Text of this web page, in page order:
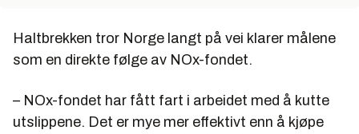
Haltbrekken tror Norge langt på vei klarer målene
som en direkte følge av NOx-fondet.
– NOx-fondet har fått fart i arbeidet med å kutte
utslippene. Det er mye mer effektivt enn å kjøpe